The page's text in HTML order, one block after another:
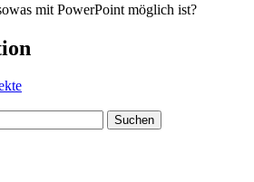
mit PowerPoint möglich ist?